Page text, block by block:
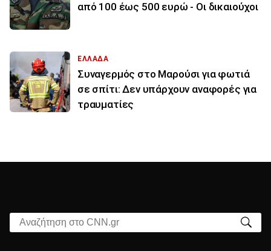
από 100 έως 500 ευρώ - Οι δικαιούχοι
ΕΛΛΑΔΑ
Συναγερμός στο Μαρούσι για φωτιά
σε σπίτι: Δεν υπάρχουν αναφορές για
τραυματίες
Αναζήτηση στο CNN.gr